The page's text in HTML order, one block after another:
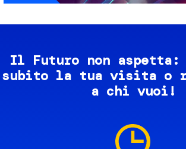
Il Futuro non
subito la tua visita o
a chi vuoi!